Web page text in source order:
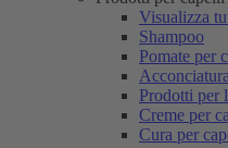
Visualizza
Shampoo
Pomate per
Acconciatura
Prodotti per
Creme per
Cura per